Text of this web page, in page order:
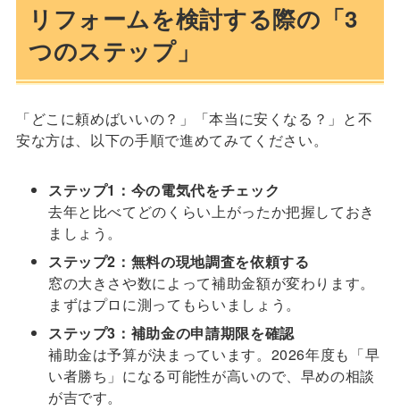
リフォームを検討する際の「3
つのステップ」
「どこに頼めばいいの？」「本当に安くなる？」と不
安な方は、以下の手順で進めてみてください。
ステップ1：今の電気代をチェック
去年と比べてどのくらい上がったか把握しておき
ましょう。
ステップ2：無料の現地調査を依頼する
窓の大きさや数によって補助金額が変わります。
まずはプロに測ってもらいましょう。
ステップ3：補助金の申請期限を確認
補助金は予算が決まっています。2026年度も「早
い者勝ち」になる可能性が高いので、早めの相談
が吉です。